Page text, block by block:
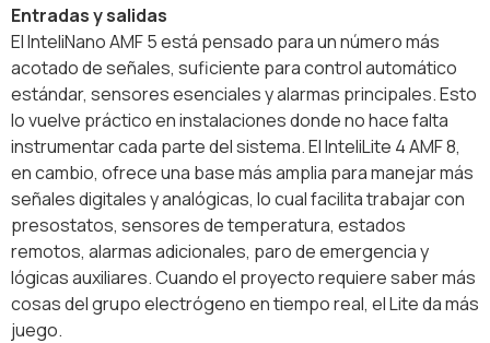
Entradas y salidas
El InteliNano AMF 5 está pensado para un número más
acotado de señales, suficiente para control automático
estándar, sensores esenciales y alarmas principales. Esto
lo vuelve práctico en instalaciones donde no hace falta
instrumentar cada parte del sistema. El InteliLite 4 AMF 8,
en cambio, ofrece una base más amplia para manejar más
señales digitales y analógicas, lo cual facilita trabajar con
presostatos, sensores de temperatura, estados
remotos, alarmas adicionales, paro de emergencia y
lógicas auxiliares. Cuando el proyecto requiere saber más
cosas del grupo electrógeno en tiempo real, el Lite da más
juego.